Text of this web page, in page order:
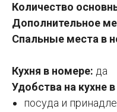
Количество
Дополнительное
Спальные места в
Кухня в номере: да
Удобства на кухне
посуда и